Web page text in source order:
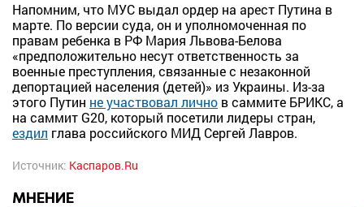
Напомним, что МУС выдал ордер на арест Путина в
марте. По версии суда, он и уполномоченная по
правам ребенка в РФ Мария Львова-Белова
«предположительно несут ответственность за
военные преступления, связанные с незаконной
депортацией населения (детей)» из Украины. Из-за
этого Путин не участвовал лично в саммите БРИКС, а
на саммит G20, который посетили лидеры стран,
ездил глава российского МИД Сергей Лавров.
Источник: Каспаров.Ru
МНЕНИЕ